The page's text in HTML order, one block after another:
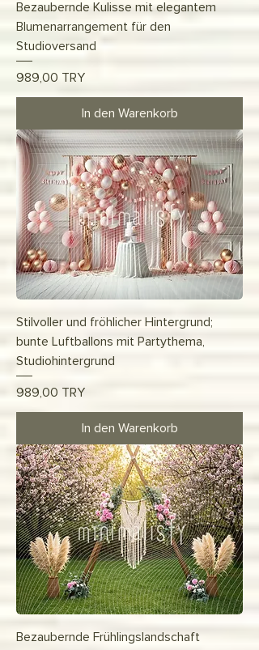
Bezaubernde Kulisse mit elegantem
Blumenarrangement für den
Studioversand
Preis
989,00 TRY
In den Warenkorb
Stilvoller und fröhlicher Hintergrund;
bunte Luftballons mit Partythema,
Studiohintergrund
Preis
989,00 TRY
In den Warenkorb
Bezaubernde Frühlingslandschaft